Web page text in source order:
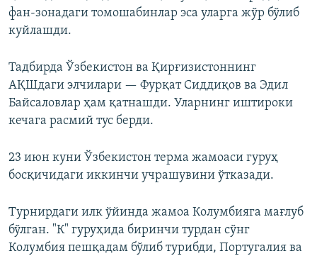
фан-зонадаги томошабинлар эса уларга жўр бўлиб
куйлашди.
Тадбирда Ўзбекистон ва Қирғизистоннинг
АҚШдаги элчилари — Фурқат Сиддиқов ва Эдил
Байсаловлар ҳам қатнашди. Уларнинг иштироки
кечага расмий тус берди.
23 июн куни Ўзбекистон терма жамоаси гуруҳ
босқичидаги иккинчи учрашувини ўтказади.
Турнирдаги илк ўйинда жамоа Колумбияга мағлуб
бўлган. "К" гуруҳида биринчи турдан сўнг
Колумбия пешқадам бўлиб турибди, Португалия ва